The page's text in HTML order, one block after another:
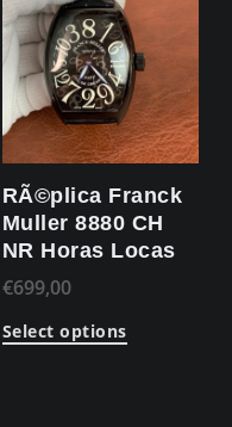
RÃ©plica Franck
Muller 8880 CH
NR Horas Locas
€699,00
Select options